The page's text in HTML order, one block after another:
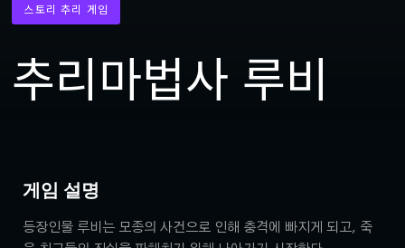
스토리 추리 게임
추리마법사 루비
게임 설명
등장인물 루비는 모종의 사건으로 인해 충격에 빠지게 되고, 죽